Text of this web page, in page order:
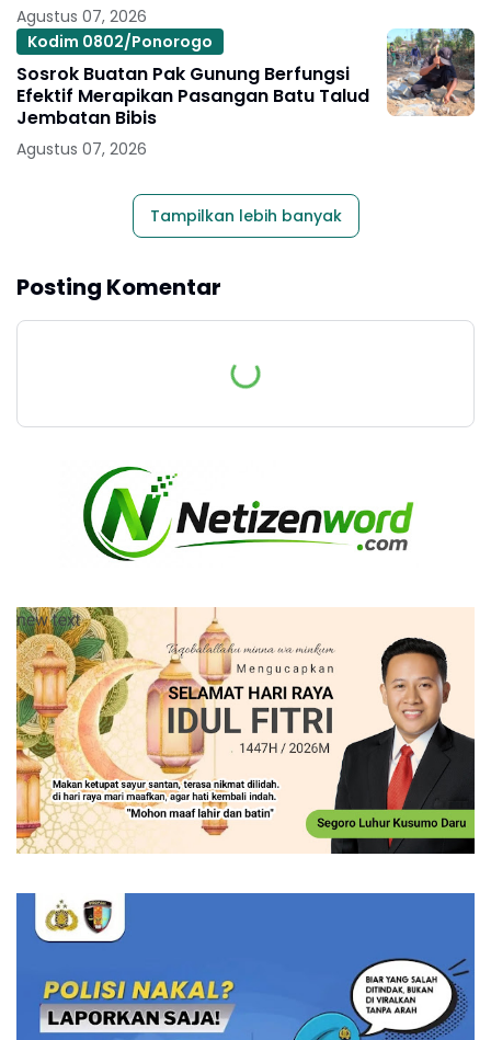
Agustus 07, 2026
Kodim 0802/Ponorogo
Sosrok Buatan Pak Gunung Berfungsi
Efektif Merapikan Pasangan Batu Talud
Jembatan Bibis
Agustus 07, 2026
Tampilkan lebih banyak
Posting Komentar